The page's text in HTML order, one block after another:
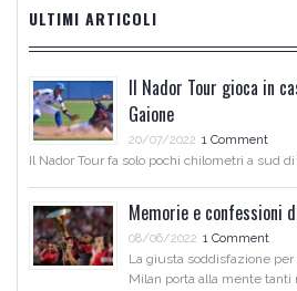
ULTIMI ARTICOLI
Il Nador Tour gioca in
Gaione
20/07/2022 1 Comment
Il Nador Tour fa solo pochi chilometri a sud di
Memorie e confessioni
08/06/2022 1 Comment
La giusta soddisfazione
Milan porta alla mente tanti